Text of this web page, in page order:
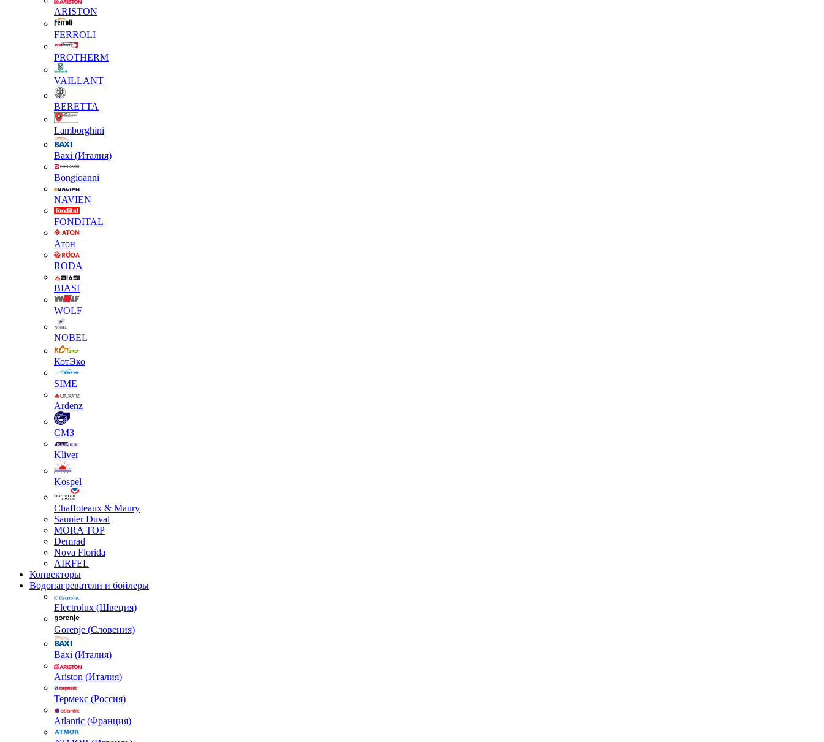
ARISTON
FERROLI
PROTHERM
VAILLANT
BERETTA
Lamborghini
Baxi (Италия)
Вongioanni
NAVIEN
FONDITAL
Атон
RODA
BIASI
WOLF
NOBEL
КотЭко
SIME
Ardenz
СМЗ
Kliver
Kospel
Chaffoteaux & Maury
Saunier Duval
MORA TOP
Demrad
Nova Florida
AIRFEL
Конвекторы
Водонагреватели и бойлеры
Electrolux (Швеция)
Gorenje (Словения)
Baxi (Италия)
Ariston (Италия)
Термекс (Россия)
Atlantic (Франция)